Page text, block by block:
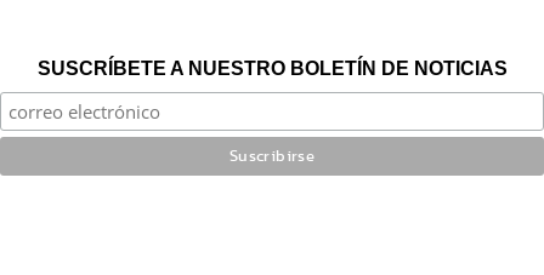
SUSCRÍBETE A NUESTRO BOLETÍN DE NOTICIAS